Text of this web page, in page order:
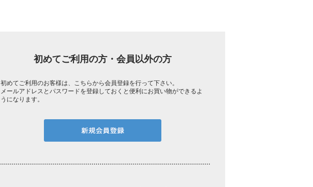
初めてご利用の方・会員以外の方
初めてご利用のお客様は、こちらから会員登録を行って下さい。
メールアドレスとパスワードを登録しておくと便利にお買い物ができるよ
うになります。